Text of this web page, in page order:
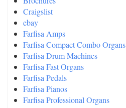
Craigslist
ebay
Farfisa Amps
Farfisa Compact Combo Organs
Farfisa Drum Machines
Farfisa Fast Organs
Farfisa Pedals
Farfisa Pianos
Farfisa Professional Organs